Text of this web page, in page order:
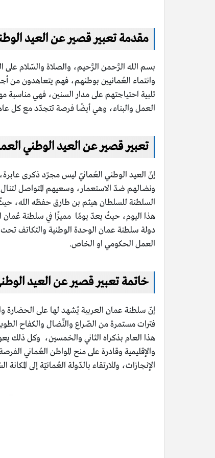
مقدمة تعبير قصير عن العيد
بسم الله الرَّحمن الرَّحيم، والصلاة والسّلام على
وانتماء العُمانيين بوطنهم، فهم يتعاهدون من
تلبية احتياجتهم على مدار السنين، فهي مناسبة
العمل والبناء، وهي أيضًا فرصة تتجدّد مع كل عام
تعبير قصير عن العيد الوطني
إنّ العيد الوطني العُمانيّ ليس مجرّد ذكرى عابرة،
ونضالهم ضدّ الاستعمار، وسعيهم المتواصل
السلطنة للسلطان هيثم بن طارق حفظه الله،
هذا اليوم، حيثُ يعدّ يومًا مميزًا في سلطنة عُمان
دولة سلطنة عمان الوحدة الوطنية والتكاتف
العمل الحكومي او الخاص.
خاتمة تعبير قصير عن العيد
إنّ سلطنة عمان العربية يُشهد لها على الحضارة
فترات مستمرة من الصّراع والنِّضال والكفاح
هذا العام بذكراه الثاني والخمسين، وكل ذلك
والإقليمية وقادرة على منح المواطن العُماني
الإنجازات، وللارتقاء بالدّولة العُمانيّة إلى